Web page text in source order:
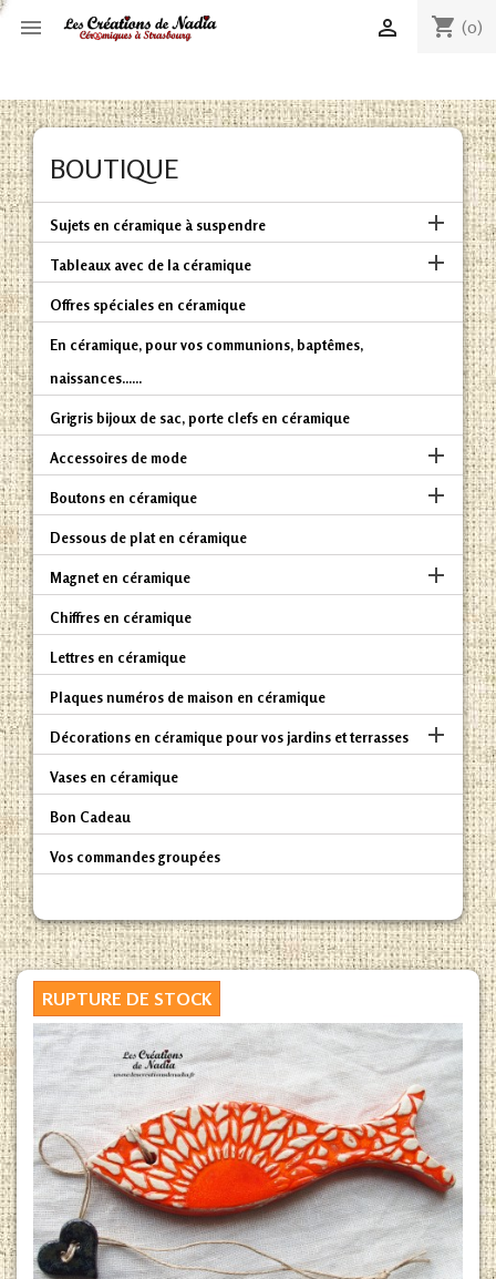
 shopping_cart (0)

BOUTIQUE
Sujets en céramique à suspendre 
Tableaux avec de la céramique 
Offres spéciales en céramique
En céramique, pour vos communions, baptêmes,
naissances......
Grigris bijoux de sac, porte clefs en céramique
Accessoires de mode 
Boutons en céramique 
Dessous de plat en céramique
Magnet en céramique 
Chiffres en céramique
Lettres en céramique
Plaques numéros de maison en céramique
Décorations en céramique pour vos jardins et terrasses 
Vases en céramique
Bon Cadeau
Vos commandes groupées
RUPTURE DE STOCK